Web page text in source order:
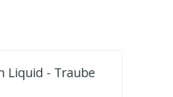
Liquid - Traube